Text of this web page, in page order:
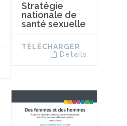
Stratégie
nationale de
santé sexuelle
TÉLÉCHARGER
Details